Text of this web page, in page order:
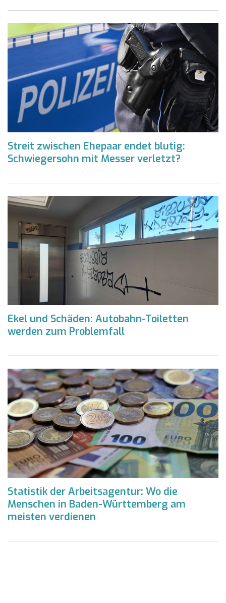
Streit zwischen Ehepaar endet blutig:
Schwiegersohn mit Messer verletzt?
Ekel und Schäden: Autobahn-Toiletten
werden zum Problemfall
Statistik der Arbeitsagentur: Wo die
Menschen in Baden-Württemberg am
meisten verdienen